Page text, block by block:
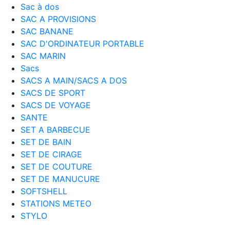
Sac à dos
SAC A PROVISIONS
SAC BANANE
SAC D'ORDINATEUR PORTABLE
SAC MARIN
Sacs
SACS A MAIN/SACS A DOS
SACS DE SPORT
SACS DE VOYAGE
SANTE
SET A BARBECUE
SET DE BAIN
SET DE CIRAGE
SET DE COUTURE
SET DE MANUCURE
SOFTSHELL
STATIONS METEO
STYLO